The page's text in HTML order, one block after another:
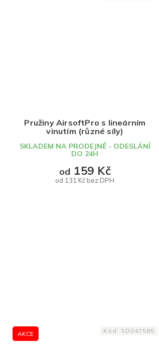
Pružiny AirsoftPro s lineárním
vinutím (různé síly)
SKLADEM NA PRODEJNĚ - ODESLÁNÍ
DO 24H
od 131 Kč bez DPH
od 159 Kč
AKCE Kód: SD047585